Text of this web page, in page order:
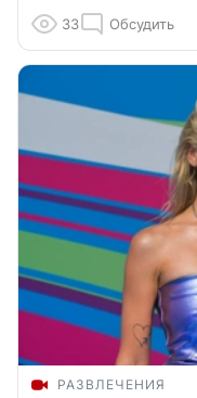
33 Обсудить
РАЗВЛЕЧЕНИЯ